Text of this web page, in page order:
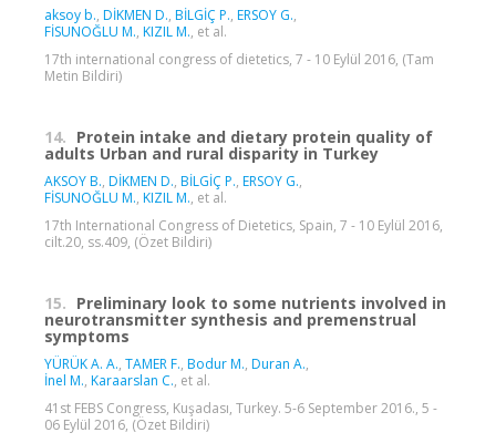
aksoy b., DİKMEN D., BİLGİÇ P., ERSOY G.,
FİSUNOĞLU M., KIZIL M., et al.
17th international congress of dietetics, 7 - 10 Eylül 2016, (Tam
Metin Bildiri)
14. Protein intake and dietary protein quality of
adults Urban and rural disparity in Turkey
AKSOY B., DİKMEN D., BİLGİÇ P., ERSOY G.,
FİSUNOĞLU M., KIZIL M., et al.
17th International Congress of Dietetics, Spain, 7 - 10 Eylül 2016,
cilt.20, ss.409, (Özet Bildiri)
15. Preliminary look to some nutrients involved in
neurotransmitter synthesis and premenstrual
symptoms
YÜRÜK A. A., TAMER F., Bodur M., Duran A.,
İnel M., Karaarslan C., et al.
41st FEBS Congress, Kuşadası, Turkey. 5-6 September 2016., 5 -
06 Eylül 2016, (Özet Bildiri)